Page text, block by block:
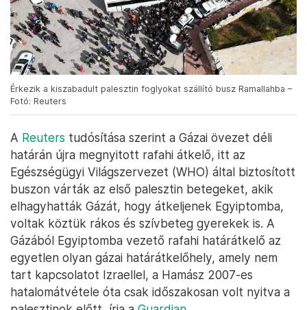
Érkezik a kiszabadult palesztin foglyokat szállító busz Ramallahba –
Fotó: Reuters
A Reuters tudósítása szerint a Gázai övezet déli
határán újra megnyitott rafahi átkelő, itt az
Egészségügyi Világszervezet (WHO) által biztosított
buszon várták az első palesztin betegeket, akik
elhagyhatták Gázát, hogy átkeljenek Egyiptomba,
voltak köztük rákos és szívbeteg gyerekek is. A
Gázából Egyiptomba vezető rafahi határátkelő az
egyetlen olyan gázai határátkelőhely, amely nem
tart kapcsolatot Izraellel, a Hamász 2007-es
hatalomátvétele óta csak időszakosan volt nyitva a